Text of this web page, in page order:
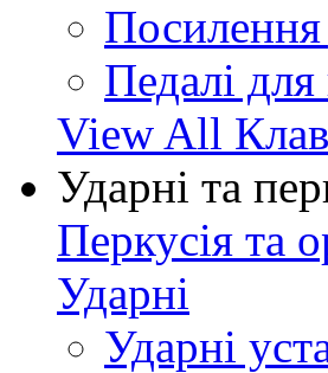
Педалі
View All
Ударні та
Перкусія та
Ударні
Ударні